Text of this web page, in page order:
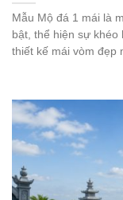
Mẫu Mộ đá 1 mái là
bật, thể hiện sự
thiết kế mái vòm đẹp